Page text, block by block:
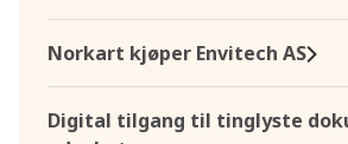
Norkart kjøper Envitech AS
Digital tilgang til tinglyste